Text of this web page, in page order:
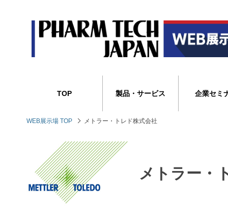
TOP 製品・サービス 企業セミ
WEB展示場 TOP メトラー・トレド株式会社
メトラー・